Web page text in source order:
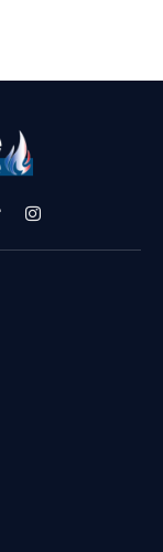
Instagram